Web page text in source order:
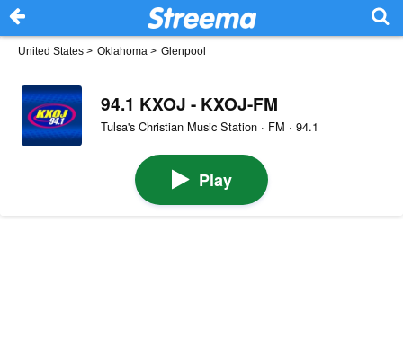
United States > Oklahoma > Glenpool
94.1 KXOJ - KXOJ-FM
Tulsa's Christian Music Station · FM · 94.1
Play